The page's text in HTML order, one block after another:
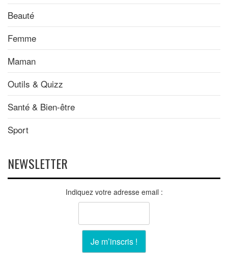
Beauté
Femme
Maman
Outils & Quizz
Santé & Bien-être
Sport
NEWSLETTER
Indiquez votre adresse email :